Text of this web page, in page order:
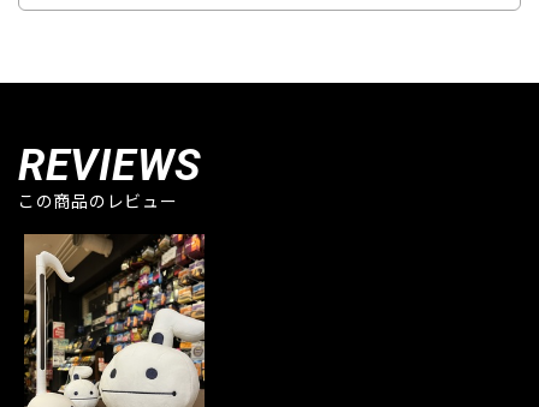
REVIEWS
この商品のレビュー